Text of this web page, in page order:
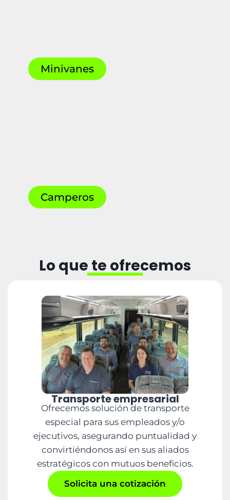
Minivanes
Camperos
Lo que te ofrecemos
Transporte empresarial
Ofrecemos solución de transporte
especial para sus empleados y/o
ejecutivos, asegurando puntualidad y
convirtiéndonos así en sus aliados
estratégicos con mutuos beneficios.
Solicita una cotización